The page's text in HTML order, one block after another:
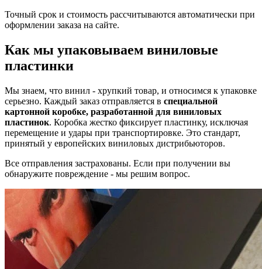
Точный срок и стоимость рассчитываются автоматически при
оформлении заказа на сайте.
Как мы упаковываем виниловые
пластинки
Мы знаем, что винил - хрупкий товар, и относимся к упаковке
серьезно. Каждый заказ отправляется в специальной
картонной коробке, разработанной для виниловых
пластинок. Коробка жестко фиксирует пластинку, исключая
перемещение и удары при транспортировке. Это стандарт,
принятый у европейских виниловых дистрибьюторов.
Все отправления застрахованы. Если при получении вы
обнаружите повреждение - мы решим вопрос.